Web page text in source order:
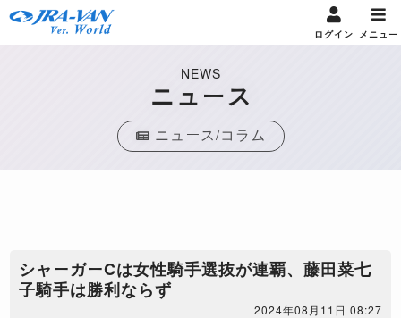
ログイン メニュー
NEWS
ニュース
ニュース/コラム
シャーガーCは女性騎手選抜が連覇、藤田菜七
子騎手は勝利ならず
2024年08月11日 08:27